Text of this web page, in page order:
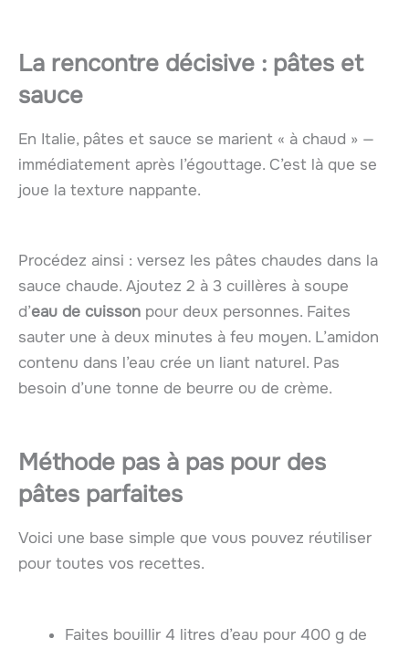
La rencontre décisive : pâtes et
sauce
En Italie, pâtes et sauce se marient « à chaud » —
immédiatement après l’égouttage. C’est là que se
joue la texture nappante.
Procédez ainsi : versez les pâtes chaudes dans la
sauce chaude. Ajoutez 2 à 3 cuillères à soupe
d’eau de cuisson pour deux personnes. Faites
sauter une à deux minutes à feu moyen. L’amidon
contenu dans l’eau crée un liant naturel. Pas
besoin d’une tonne de beurre ou de crème.
Méthode pas à pas pour des
pâtes parfaites
Voici une base simple que vous pouvez réutiliser
pour toutes vos recettes.
Faites bouillir 4 litres d’eau pour 400 g de